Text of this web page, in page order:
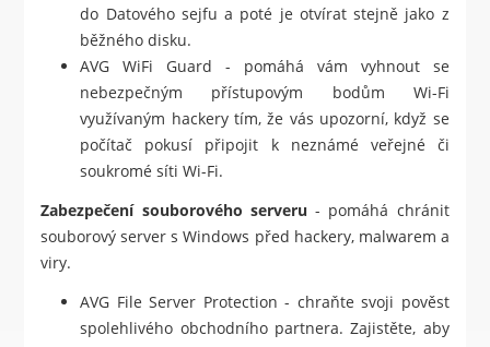
do Datového sejfu a poté je otvírat stejně jako z
běžného disku.
AVG WiFi Guard - pomáhá vám vyhnout se
nebezpečným přístupovým bodům Wi-Fi
využívaným hackery tím, že vás upozorní, když se
počítač pokusí připojit k neznámé veřejné či
soukromé síti Wi-Fi.
Zabezpečení souborového serveru - pomáhá chránit
souborový server s Windows před hackery, malwarem a
viry.
AVG File Server Protection - chraňte svoji pověst
spolehlivého obchodního partnera. Zajistěte, aby